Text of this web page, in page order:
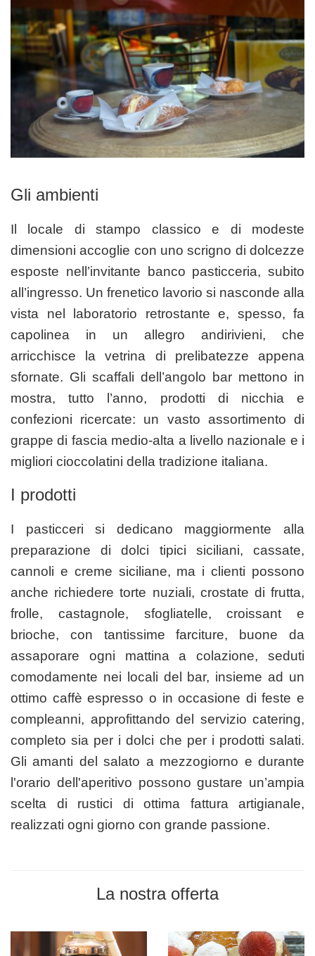
Gli ambienti
Il locale di stampo classico e di modeste
dimensioni accoglie con uno scrigno di dolcezze
esposte nell’invitante banco pasticceria, subito
all’ingresso. Un frenetico lavorio si nasconde alla
vista nel laboratorio retrostante e, spesso, fa
capolinea in un allegro andirivieni, che
arricchisce la vetrina di prelibatezze appena
sfornate. Gli scaffali dell’angolo bar mettono in
mostra, tutto l’anno, prodotti di nicchia e
confezioni ricercate: un vasto assortimento di
grappe di fascia medio-alta a livello nazionale e i
migliori cioccolatini della tradizione italiana.
I prodotti
I pasticceri si dedicano maggiormente alla
preparazione di dolci tipici siciliani, cassate,
cannoli e creme siciliane, ma i clienti possono
anche richiedere torte nuziali, crostate di frutta,
frolle, castagnole, sfogliatelle, croissant e
brioche, con tantissime farciture, buone da
assaporare ogni mattina a colazione, seduti
comodamente nei locali del bar, insieme ad un
ottimo caffè espresso o in occasione di feste e
compleanni, approfittando del servizio catering,
completo sia per i dolci che per i prodotti salati.
Gli amanti del salato a mezzogiorno e durante
l'orario dell'aperitivo possono gustare un’ampia
scelta di rustici di ottima fattura artigianale,
realizzati ogni giorno con grande passione.
La nostra offerta